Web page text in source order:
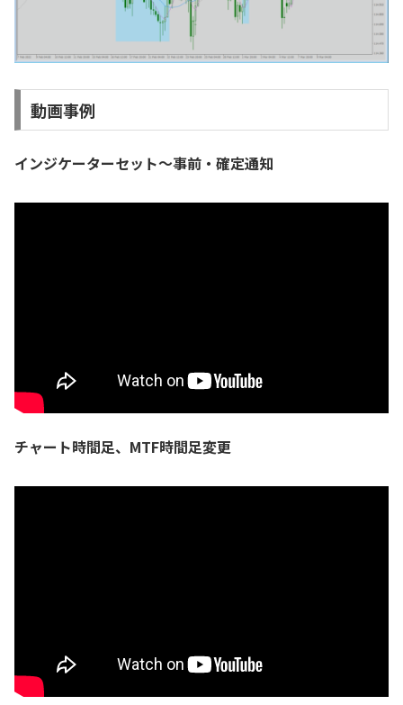
動画事例
インジケーターセット～事前・確定通知
チャート時間足、MTF時間足変更